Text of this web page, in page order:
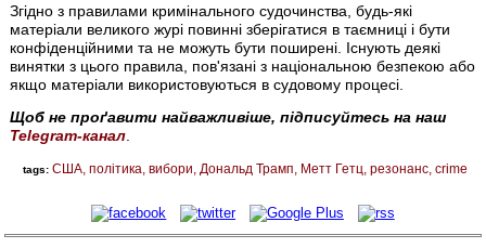
Згідно з правилами кримінального судочинства, будь-які
матеріали великого журі повинні зберігатися в таємниці і бути
конфіденційними та не можуть бути поширені. Існують деякі
винятки з цього правила, пов'язані з національною безпекою або
якщо матеріали використовуються в судовому процесі.
Щоб не проґавити найважливіше, підписуйтесь на наш
Telegram-канал
tags:США політика вибори Дональд Трамп Метт Гетц резонанс crime